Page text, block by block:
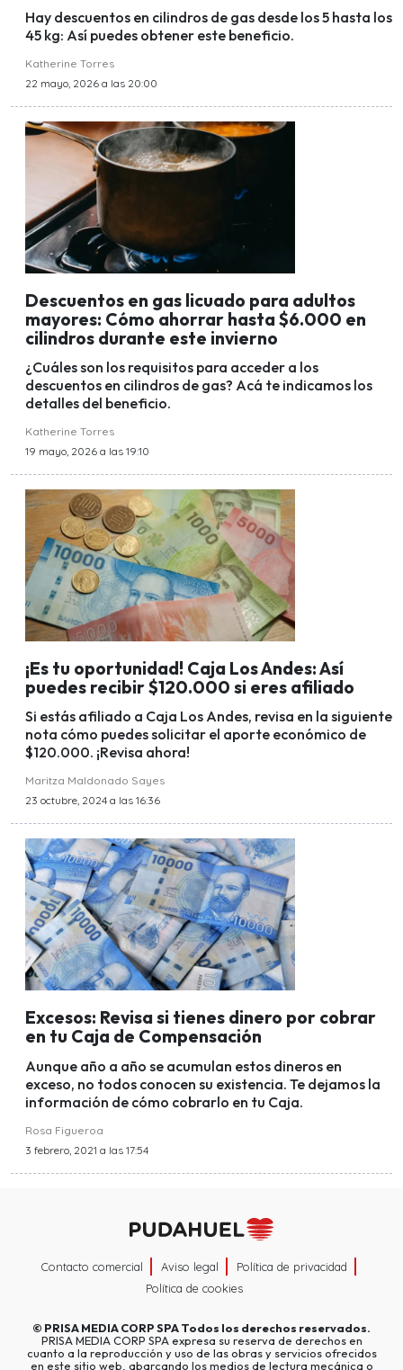
Hay descuentos en cilindros de gas desde los 5 hasta los
45 kg: Así puedes obtener este beneficio.
Katherine Torres
22 mayo, 2026 a las 20:00
Descuentos en gas licuado para adultos
mayores: Cómo ahorrar hasta $6.000 en
cilindros durante este invierno
¿Cuáles son los requisitos para acceder a los
descuentos en cilindros de gas? Acá te indicamos los
detalles del beneficio.
Katherine Torres
19 mayo, 2026 a las 19:10
¡Es tu oportunidad! Caja Los Andes: Así
puedes recibir $120.000 si eres afiliado
Si estás afiliado a Caja Los Andes, revisa en la siguiente
nota cómo puedes solicitar el aporte económico de
$120.000. ¡Revisa ahora!
Maritza Maldonado Sayes
23 octubre, 2024 a las 16:36
Excesos: Revisa si tienes dinero por cobrar
en tu Caja de Compensación
Aunque año a año se acumulan estos dineros en
exceso, no todos conocen su existencia. Te dejamos la
información de cómo cobrarlo en tu Caja.
Rosa Figueroa
3 febrero, 2021 a las 17:54
Contacto comercial Aviso legal
Política de privacidad
Política de cookies
© PRISA MEDIA CORP SPATodos los derechos reservados.
PRISA MEDIA CORP SPA expresa su reserva de derechos en
cuanto a la reproducción y uso de las obras y servicios ofrecidos
en este sitio web, abarcando los medios de lectura mecánica o